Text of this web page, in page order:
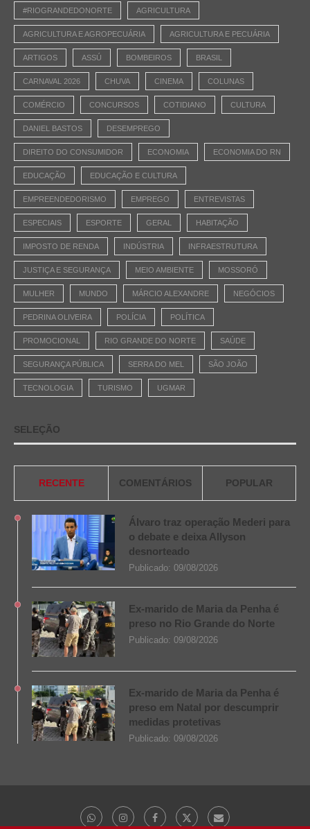
#RIOGRANDEDONORTE AGRICULTURA
AGRICULTURA E AGROPECUÁRIA AGRICULTURA E PECUÁRIA
ARTIGOS ASSÚ BOMBEIROS BRASIL
CARNAVAL 2026 CHUVA CINEMA COLUNAS
COMÉRCIO CONCURSOS COTIDIANO CULTURA
DANIEL BASTOS DESEMPREGO
DIREITO DO CONSUMIDOR ECONOMIA ECONOMIA DO RN
EDUCAÇÃO EDUCAÇÃO E CULTURA
EMPREENDEDORISMO EMPREGO ENTREVISTAS
ESPECIAIS ESPORTE GERAL HABITAÇÃO
IMPOSTO DE RENDA INDÚSTRIA INFRAESTRUTURA
JUSTIÇA E SEGURANÇA MEIO AMBIENTE MOSSORÓ
MULHER MUNDO MÁRCIO ALEXANDRE NEGÓCIOS
PEDRINA OLIVEIRA POLÍCIA POLÍTICA
PROMOCIONAL RIO GRANDE DO NORTE SAÚDE
SEGURANÇA PÚBLICA SERRA DO MEL SÃO JOÃO
TECNOLOGIA TURISMO UGMAR
SELEÇÃO
RECENTE COMENTÁRIOS POPULAR
Álvaro traz operação Mederi para
o debate e deixa Allyson
desnorteado
Publicado: 09/08/2026
Ex-marido de Maria da Penha é
preso no Rio Grande do Norte
Publicado: 09/08/2026
Ex-marido de Maria da Penha é
preso em Natal por descumprir
medidas protetivas
Publicado: 09/08/2026